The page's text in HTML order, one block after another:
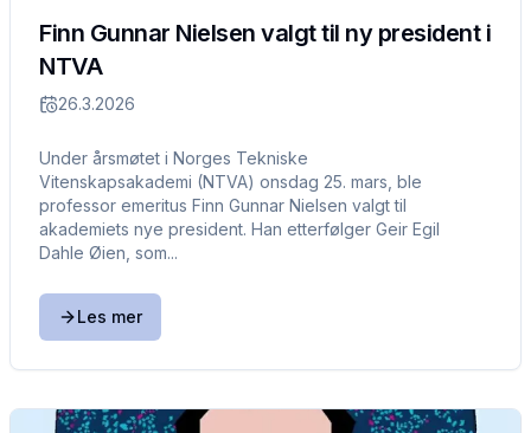
Finn Gunnar Nielsen valgt til ny president i
NTVA
26.3.2026
Under årsmøtet i Norges Tekniske
Vitenskapsakademi (NTVA) onsdag 25. mars, ble
professor emeritus Finn Gunnar Nielsen valgt til
akademiets nye president. Han etterfølger Geir Egil
Dahle Øien, som...
Les mer